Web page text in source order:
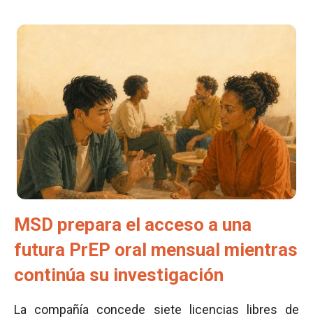
MSD prepara el acceso a una
futura PrEP oral mensual mientras
continúa su investigación
La compañía concede siete licencias libres de